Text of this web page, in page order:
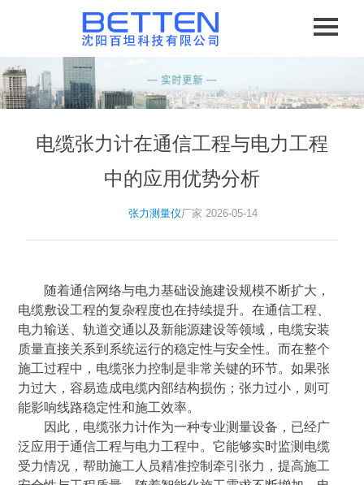
电缆张力计在通信工程与电力工程
中的应用优势分析
张力测量仪厂家 2026-05-14
随着通信网络与电力基础设施建设规模不断扩大，
电缆敷设工程的复杂程度也在持续提升。在通信工程、
电力输送、轨道交通以及新能源建设等领域，电缆安装
质量直接关系到系统运行的稳定性与安全性。而在整个
施工过程中，电缆张力控制是非常关键的环节。如果张
力过大，容易造成电缆内部结构损伤；张力过小，则可
能影响线路稳定性和施工效率。
因此，电缆张力计作为一种专业测量设备，已经广
泛应用于通信工程与电力工程中。它能够实时监测电缆
受力情况，帮助施工人员精准控制牵引张力，提高施工